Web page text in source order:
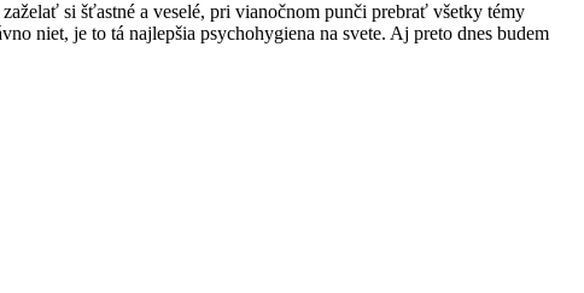
si šťastné a veselé, pri vianočnom punči prebrať všetky témy
niet, je to tá najlepšia psychohygiena na svete. Aj preto dnes budem